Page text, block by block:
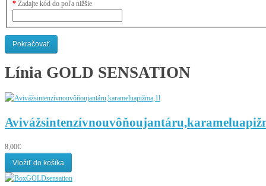
Zadajte kód do poľa nižšie
Pokračovať
Línia GOLD SENSATION
8,00€
Vložiť do košíka